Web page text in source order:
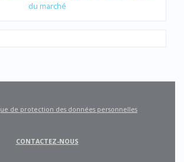
du marché
de protection des données personnelles
CONTACTEZ-NOUS